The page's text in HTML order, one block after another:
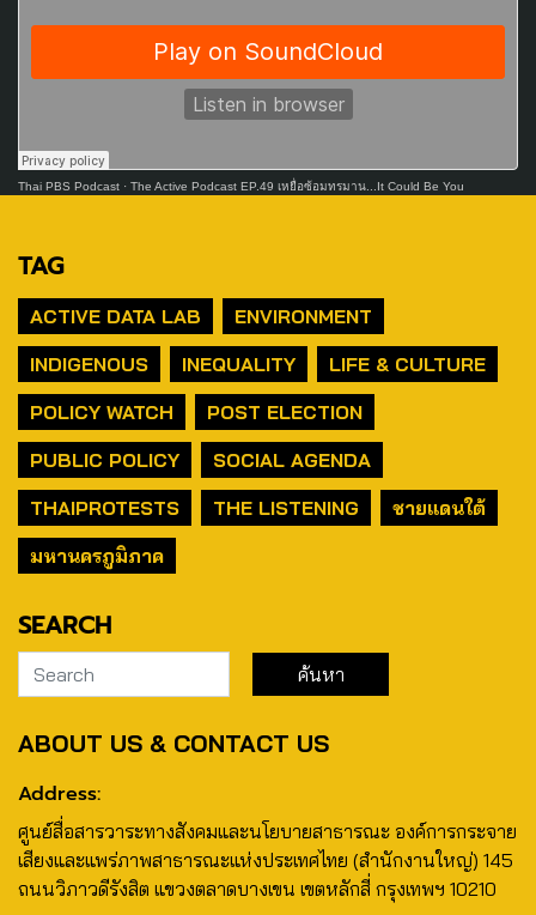
Thai PBS Podcast · The Active Podcast EP.49 เหยื่อซ้อมทรมาน...It Could Be You
TAG
ACTIVE DATA LAB
ENVIRONMENT
INDIGENOUS
INEQUALITY
LIFE & CULTURE
POLICY WATCH
POST ELECTION
PUBLIC POLICY
SOCIAL AGENDA
THAIPROTESTS
THE LISTENING
ชายแดนใต้
มหานครภูมิภาค
SEARCH
ABOUT US & CONTACT US
Address:
ศูนย์สื่อสารวาระทางสังคมและนโยบายสาธารณะ องค์การกระจาย
เสียงและแพร่ภาพสาธารณะแห่งประเทศไทย (สำนักงานใหญ่) 145
ถนนวิภาวดีรังสิต แขวงตลาดบางเขน เขตหลักสี่ กรุงเทพฯ 10210